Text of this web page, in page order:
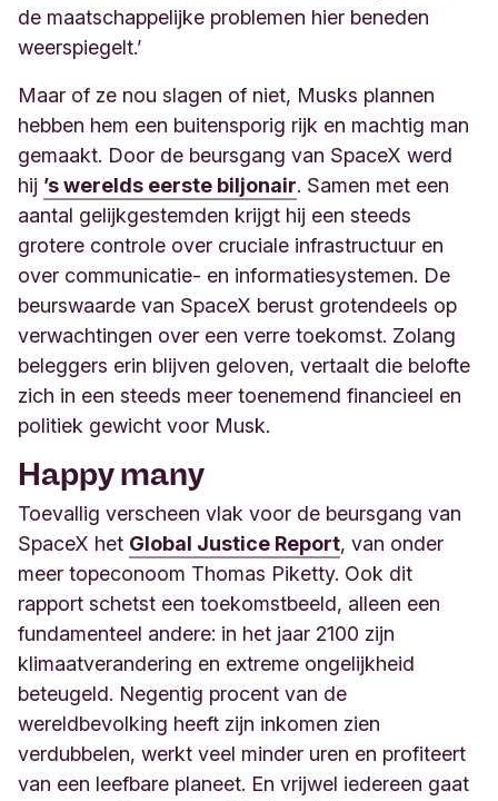
de maatschappelijke problemen hier beneden
weerspiegelt.’
Maar of ze nou slagen of niet, Musks plannen
hebben hem een buitensporig rijk en machtig man
gemaakt. Door de beursgang van SpaceX werd
hij ’s werelds eerste biljonair. Samen met een
aantal gelijkgestemden krijgt hij een steeds
grotere controle over cruciale infrastructuur en
over communicatie- en informatiesystemen. De
beurswaarde van SpaceX berust grotendeels op
verwachtingen over een verre toekomst. Zolang
beleggers erin blijven geloven, vertaalt die belofte
zich in een steeds meer toenemend financieel en
politiek gewicht voor Musk.
Happy many
Toevallig verscheen vlak voor de beursgang van
SpaceX het Global Justice Report, van onder
meer topeconoom Thomas Piketty. Ook dit
rapport schetst een toekomstbeeld, alleen een
fundamenteel andere: in het jaar 2100 zijn
klimaatverandering en extreme ongelijkheid
beteugeld. Negentig procent van de
wereldbevolking heeft zijn inkomen zien
verdubbelen, werkt veel minder uren en profiteert
van een leefbare planeet. En vrijwel iedereen gaat